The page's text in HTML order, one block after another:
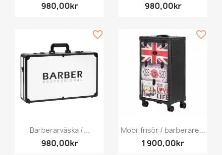
980,00kr 980,00kr
Barberarväska /...
980,00kr
favorite_border
Mobil frisör / barberare...
1 900,00kr
favorite_border